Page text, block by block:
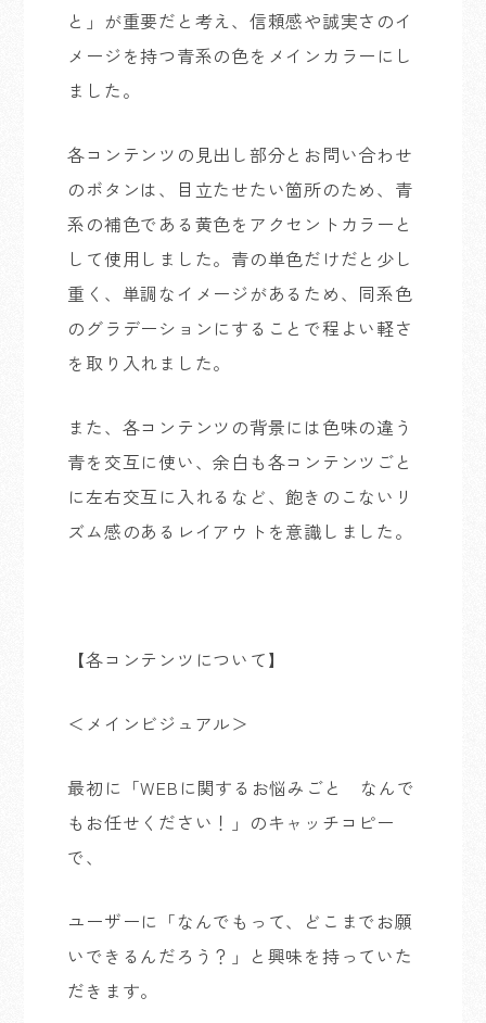
と」が重要だと考え、信頼感や誠実さのイ
メージを持つ青系の色をメインカラーにし
ました。
各コンテンツの見出し部分とお問い合わせ
のボタンは、目立たせたい箇所のため、青
系の補色である黄色をアクセントカラーと
して使用しました。青の単色だけだと少し
重く、単調なイメージがあるため、同系色
のグラデーションにすることで程よい軽さ
を取り入れました。
また、各コンテンツの背景には色味の違う
青を交互に使い、余白も各コンテンツごと
に左右交互に入れるなど、飽きのこないリ
ズム感のあるレイアウトを意識しました。
【各コンテンツについて】
＜メインビジュアル＞
最初に「WEBに関するお悩みごと なんで
もお任せください！」のキャッチコピー
で、
ユーザーに「なんでもって、どこまでお願
いできるんだろう？」と興味を持っていた
だきます。